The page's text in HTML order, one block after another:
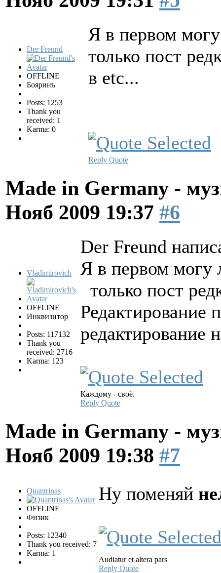
Der Freund
OFFLINE
Бояринъ
Posts: 1253
Thank you
received: 1
Karma: 0
Я в первом
только пост
в etc...
Reply Quote
Made in Germany -
Нояб 2009 19:37 #6
Vladimirovich
OFFLINE
Инквизитор
Posts: 117132
Thank you
received: 2716
Karma: 123
Der Freund
Я в первом могу
только пост
Редактирование
редактирование
Каждому - своё.
Reply Quote
Made in Germany -
Нояб 2009 19:38 #7
Quantrinas
OFFLINE
Физик
Posts: 12340
Thank you received: 7
Karma: 1
Ну поменяй
Audiatur et altera pars
Reply Quote